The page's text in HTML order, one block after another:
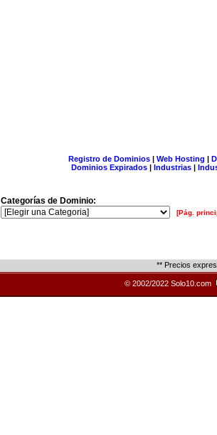
Registro de Dominios| Web Hosting |
Dominios Expirados | Industrias |
Categorías de Dominio:
[Pág.
** Precios
© 2002/2022 Solo10.com